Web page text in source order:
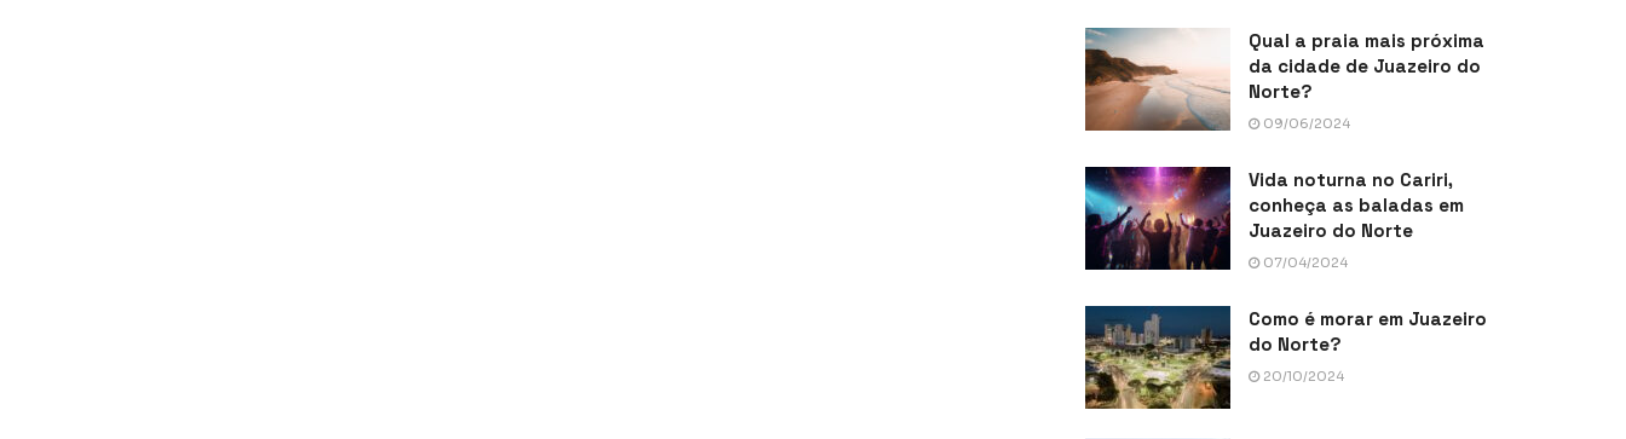
Qual a praia mais próxima
da cidade de Juazeiro do
Norte?
09/06/2024
Vida noturna no Cariri,
conheça as baladas em
Juazeiro do Norte
07/04/2024
Como é morar em Juazeiro
do Norte?
20/10/2024